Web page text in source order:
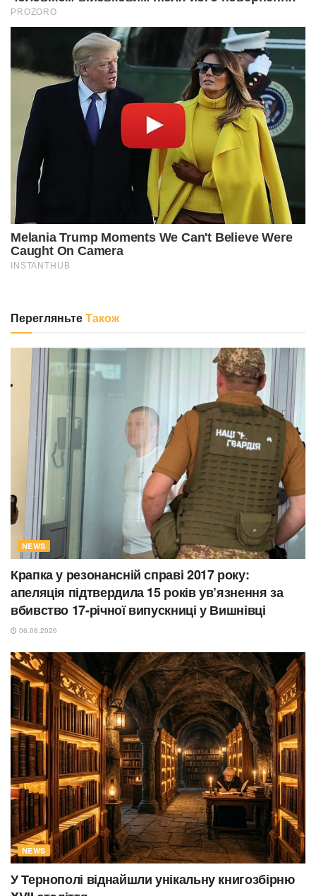
ПерегляньтеТакож
NEWS
Крапка у резонансній справі 2017 року:
апеляція підтвердила 15 років ув’язнення за
вбивство 17-річної випускниці у Вишнівці
06.08.2026
NEWS
У Тернополі віднайшли унікальну книгозбірню